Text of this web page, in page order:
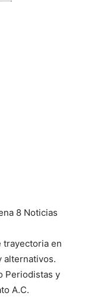
8 Noticias
trayectoria en
alternativos.
Periodistas y
A.C.